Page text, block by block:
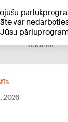
var
°C
Reklāma
2026